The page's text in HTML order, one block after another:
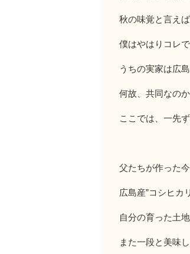
秋の味覚と言え
僕はやはりコレで
うちの実家は広
何故、共同なの
ここでは、一先
父たちが作った
広島産”コシヒカリ
自分の育った土
また一段と美味し